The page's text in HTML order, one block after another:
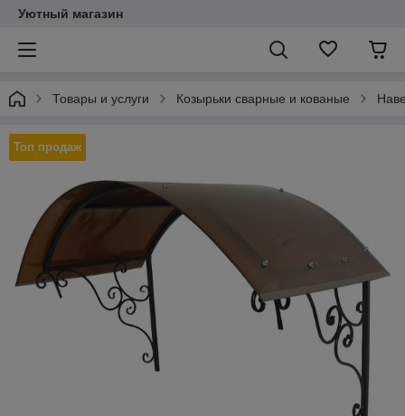
Уютный магазин
Товары и услуги Козырьки сварные и кованые
Топ продаж